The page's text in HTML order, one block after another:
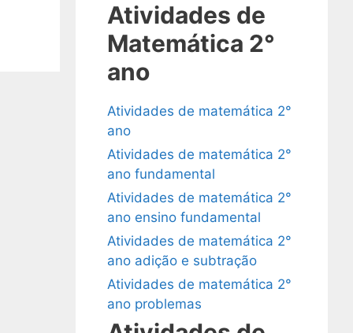
Atividades de
Matemática 2°
ano
Atividades de matemática 2°
ano
Atividades de matemática 2°
ano fundamental
Atividades de matemática 2°
ano ensino fundamental
Atividades de matemática 2°
ano adição e subtração
Atividades de matemática 2°
ano problemas